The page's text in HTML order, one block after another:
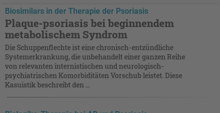
Biosimilars in der Therapie der Psoriasis
Plaque-psoriasis bei beginnendem
metabolischem Syndrom
Die Schuppenflechte ist eine chronisch-entzündliche
Systemerkrankung, die unbehandelt einer ganzen Reihe
von relevanten internistischen und neurologisch-
psychiatrischen Komorbiditäten Vorschub leistet. Diese
Kasuistik beschreibt den ...